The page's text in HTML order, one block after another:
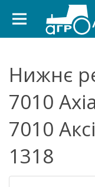
Нижнє
7010
7010
1318